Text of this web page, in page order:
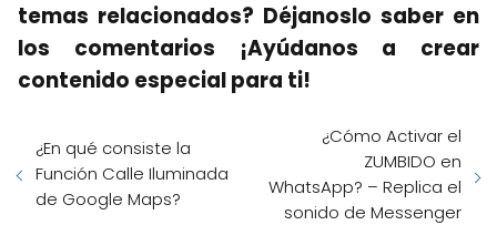
temas relacionados? Déjanoslo saber en
los comentarios ¡Ayúdanos a crear
contenido especial para ti!
¿En qué consiste la
Función Calle Iluminada
de Google Maps?
¿Cómo Activar el
ZUMBIDO en
WhatsApp? – Replica el
sonido de Messenger